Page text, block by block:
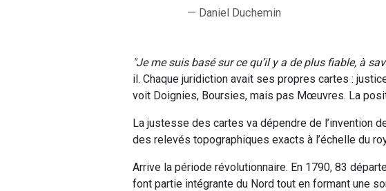
Daniel Duchemin
Je me suis basé sur ce qu’il y a de plus fiable, à
il. Chaque juridiction avait ses propres cartes :
voit Doignies, Boursies, mais pas Mœuvres. La
La justesse des cartes va dépendre de l’invention
des relevés topographiques exacts à l’échelle du
Arrive la période révolutionnaire. En 1790, 83
font partie intégrante du Nord tout en formant une